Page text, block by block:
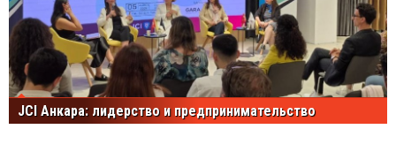
JCI Анкара: лидерство и предпринимательство